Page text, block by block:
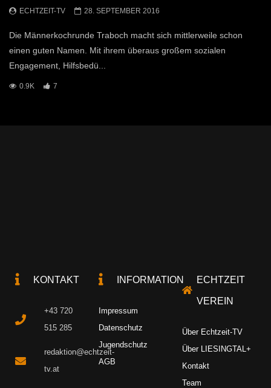
ECHTZEIT-TV 28. SEPTEMBER 2016
Die Männerkochrunde Traboch macht sich mittlerweile schon
einen guten Namen. Mit ihrem überaus großem sozialen
Engagement, Hilfsbedü...
0.9K 7
KONTAKT
+43 720
515 285
redaktion@echtzeit-
tv.at
INFORMATION
Impressum
Datenschutz
Jugendschutz
AGB
ECHTZEIT
VEREIN
Über Echtzeit-TV
Über LIESINGTAL+
Kontakt
Team